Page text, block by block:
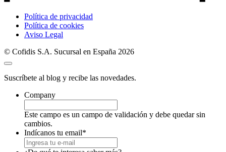
Política de privacidad
Política de cookies
Aviso Legal
© Cofidis S.A. Sucursal en España 2026
Suscríbete al blog y recibe las novedades.
Company
Este campo es un campo de validación y debe quedar sin
cambios.
Indícanos tu email*